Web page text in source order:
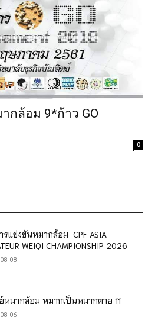
กล้อม 9*ก้าว GO
0
รแข่งขันหมากล้อม CPF ASIA
WEIQI CHAMPIONSHIP 2026
08
หมากล้อม หมากเป็นหมากตาย 11
06